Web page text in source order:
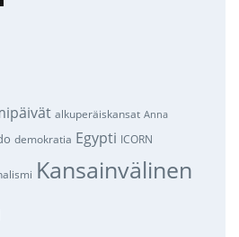
alkuperäiskansat Anna
demokratia Egypti ICORN
Kansainvälinen